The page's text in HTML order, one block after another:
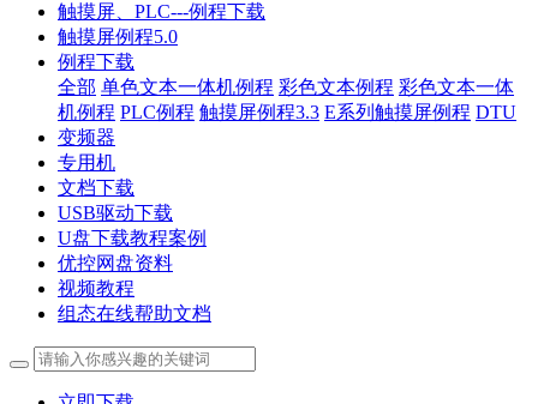
触摸屏、PLC---例程下载
触摸屏例程5.0
例程下载
全部 单色文本一体机例程 彩色文本例程 彩色文本一体
机例程 PLC例程 触摸屏例程3.3 E系列触摸屏例程 DTU
变频器
专用机
文档下载
USB驱动下载
U盘下载教程案例
优控网盘资料
视频教程
组态在线帮助文档